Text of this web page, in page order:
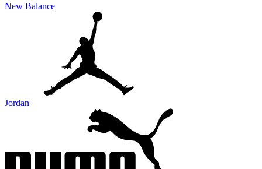
New Balance
Jordan